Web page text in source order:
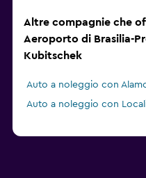
Altre compagnie che
Aeroporto di Brasilia-
Kubitschek
Auto a noleggio con
Auto a noleggio con